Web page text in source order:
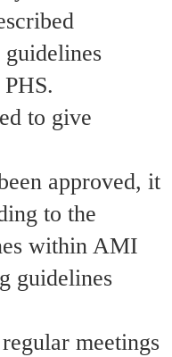
guidelines
to give
approved, it
to the
within AMI
guidelines
meetings